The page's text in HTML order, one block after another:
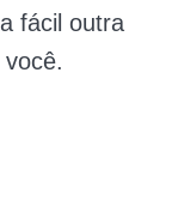
fácil outra